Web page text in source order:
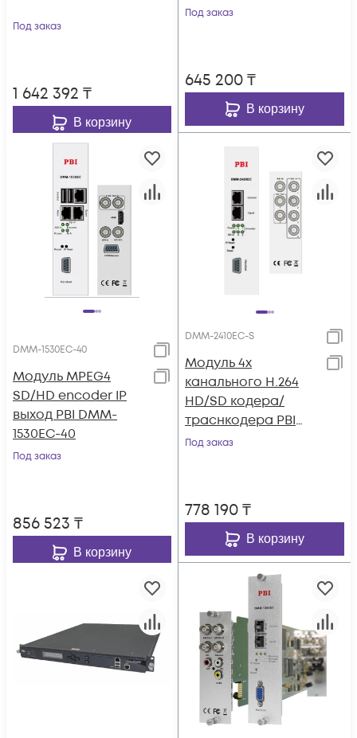
Под заказ
1 642 392 ₸
В корзину
Под заказ
645 200₸
В корзину
DMM-1530EC-40
Модуль MPEG4
SD/HD encoder IP
выход PBI DMM-
1530EC-40
Под заказ
856 523 ₸
В корзину
DMM-2410EC-S
Модуль 4х
канального H.264
HD/SD кодера/
траснкодера PBI
DMM-2410EC-S для
Под заказ
778 190₸
В корзину